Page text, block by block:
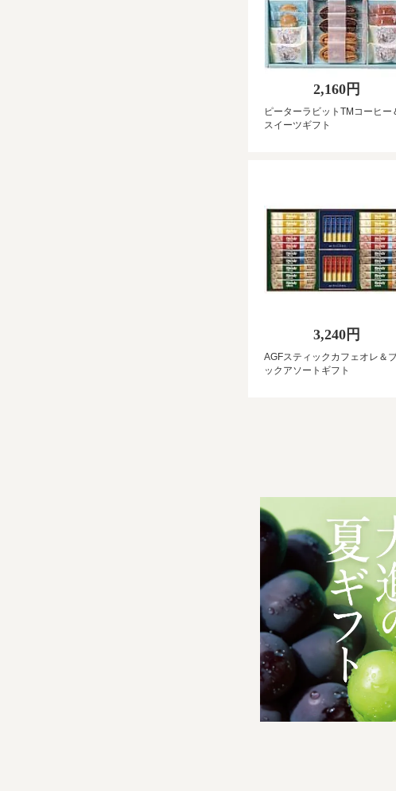
2,160円
ピーターラビットTMコーヒー
スイーツギフト
3,240円
AGFスティックカフェオレ＆
ックアソートギフト